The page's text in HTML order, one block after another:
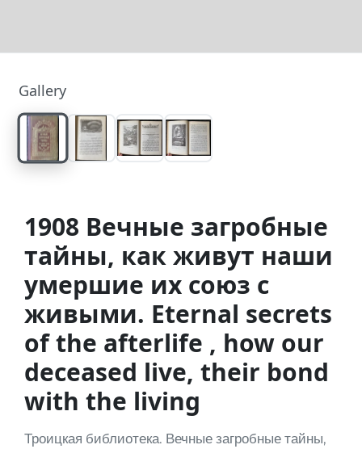
Gallery
1908 Вечные загробные
тайны, как живут наши
умершие их союз с
живыми. Eternal secrets
of the afterlife , how our
deceased live, their bond
with the living
Троицкая библиотека. Вечные загробные тайны,